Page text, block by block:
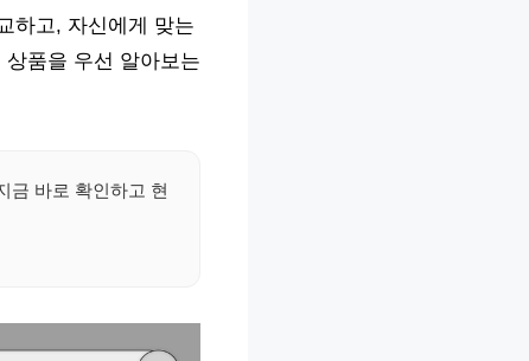
하고, 자신에게 맞는
품을 우선 알아보는
금 바로 확인하고 현